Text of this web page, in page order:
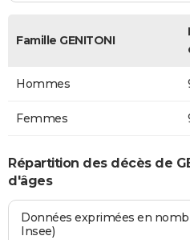
Famille GENITONI
Hommes
Femmes
Répartition des décès de
d'âges
Données exprimées en
Insee)